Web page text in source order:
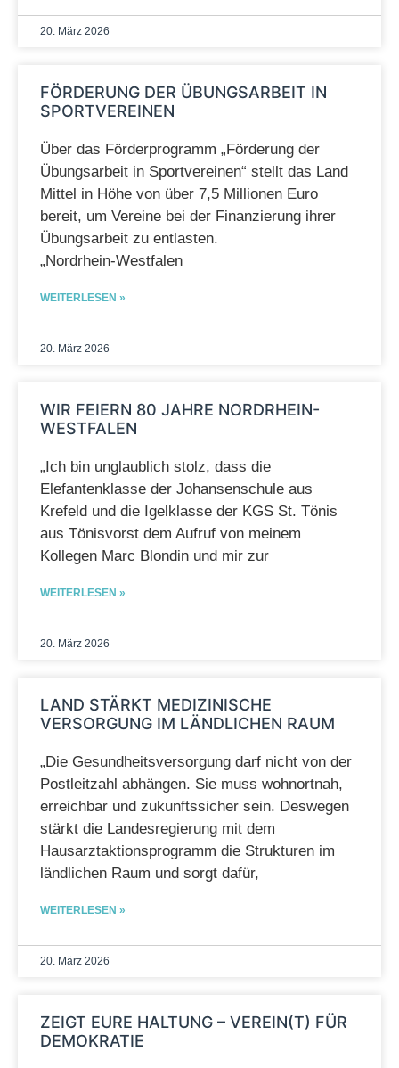
20. März 2026
FÖRDERUNG DER ÜBUNGSARBEIT IN
SPORTVEREINEN
Über das Förderprogramm „Förderung der
Übungsarbeit in Sportvereinen“ stellt das Land
Mittel in Höhe von über 7,5 Millionen Euro
bereit, um Vereine bei der Finanzierung ihrer
Übungsarbeit zu entlasten.
„Nordrhein‑Westfalen
WEITERLESEN »
20. März 2026
WIR FEIERN 80 JAHRE NORDRHEIN-
WESTFALEN
„Ich bin unglaublich stolz, dass die
Elefantenklasse der Johansenschule aus
Krefeld und die Igelklasse der KGS St. Tönis
aus Tönisvorst dem Aufruf von meinem
Kollegen Marc Blondin und mir zur
WEITERLESEN »
20. März 2026
LAND STÄRKT MEDIZINISCHE
VERSORGUNG IM LÄNDLICHEN RAUM
„Die Gesundheitsversorgung darf nicht von der
Postleitzahl abhängen. Sie muss wohnortnah,
erreichbar und zukunftssicher sein. Deswegen
stärkt die Landesregierung mit dem
Hausarztaktionsprogramm die Strukturen im
ländlichen Raum und sorgt dafür,
WEITERLESEN »
20. März 2026
ZEIGT EURE HALTUNG – VEREIN(T) FÜR
DEMOKRATIE